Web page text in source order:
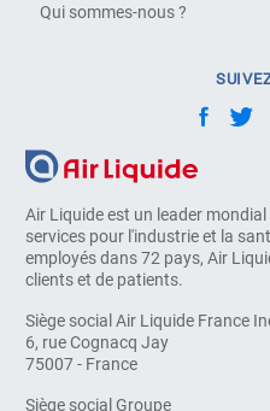
Air Liquide est un leader
services pour l'industrie et la
employés dans 72 pays, Air
clients et de patients.
Siège social Air Liquide France
6, rue Cognacq Jay
75007 - France
Siège social Groupe
Qui sommes-nous ?